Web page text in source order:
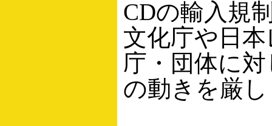
CDの輸入規
文化庁や日
庁・団体に
の動きを厳